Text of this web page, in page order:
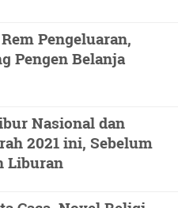
Pengeluaran,
Pengen Belanja
Nasional dan
2021 ini, Sebelum
Liburan